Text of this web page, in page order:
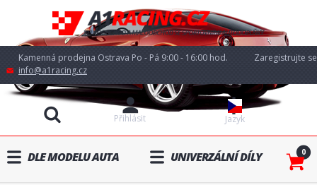
Kamenná prodejna Ostrava Po - Pá 9:00 - 16:00 hod.
info@a1racing.cz
Jazyk
Přihlásit
Zaregistrujte se
DLE MODELU AUTA UNIVERZÁLNÍ DÍLY 0